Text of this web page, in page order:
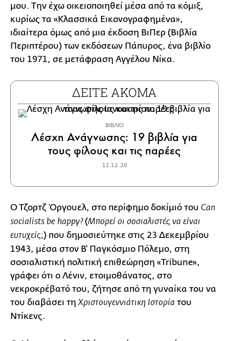
μου. Την έχω οικειοποιηθεί μέσα από τα κόμιξ,
κυρίως τα «Κλασσικά Εικονογραφημένα»,
ιδιαίτερα όμως από μια έκδοση ΒιΠερ (Βιβλία
Περιπτέρου) των εκδόσεων Πάπυρος, ένα βιβλίο
του 1971, σε μετάφραση Αγγέλου Νίκα.
ΔΕΙΤΕ ΑΚΟΜΑ
ΒΙΒΛΙΟ
Λέσχη Ανάγνωσης: 19 βιβλία για
τους φίλους και τις παρέες
11.12.20
Ο Τζορτζ Όργουελ, στο περίφημο δοκίμιό του Can
socialists be happy?(Μπορεί οι σοσιαλιστές να είναι
ευτυχείς;) που δημοσιεύτηκε στις 23 Δεκεμβρίου
1943, μέσα στον Β' Παγκόσμιο Πόλεμο, στη
σοσιαλιστική πολιτική επιθεώρηση «Tribune»,
γράφει ότι ο Λένιν, ετοιμοθάνατος, στο
νεκροκρέβατό του, ζήτησε από τη γυναίκα του να
του διαβάσει τηΧριστουγεννιάτικη Ιστορία του
Ντίκενς.